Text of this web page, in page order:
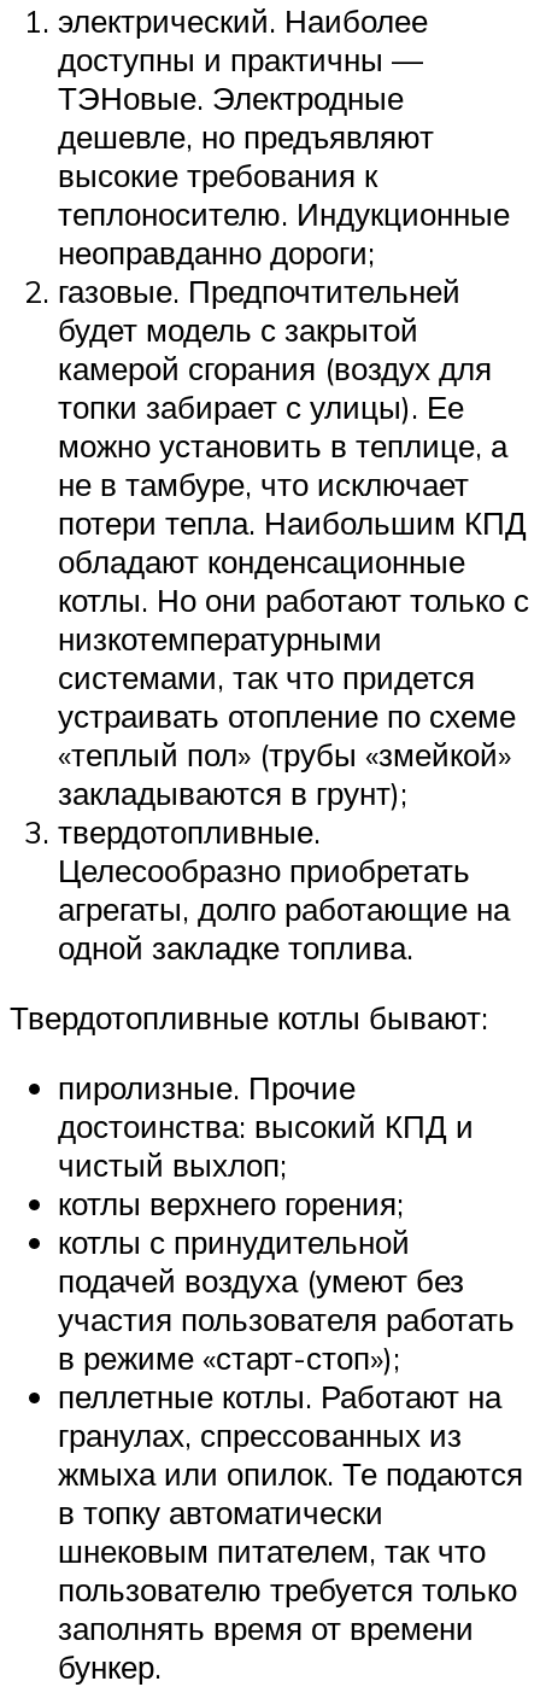
электрический. Наиболее
доступны и практичны —
ТЭНовые. Электродные
дешевле, но предъявляют
высокие требования к
теплоносителю. Индукционные
неоправданно дороги;
газовые. Предпочтительней
будет модель с закрытой
камерой сгорания (воздух для
топки забирает с улицы). Ее
можно установить в теплице, а
не в тамбуре, что исключает
потери тепла. Наибольшим КПД
обладают конденсационные
котлы. Но они работают только с
низкотемпературными
системами, так что придется
устраивать отопление по схеме
«теплый пол» (трубы «змейкой»
закладываются в грунт);
твердотопливные.
Целесообразно приобретать
агрегаты, долго работающие на
одной закладке топлива.
Твердотопливные котлы бывают:
пиролизные. Прочие
достоинства: высокий КПД и
чистый выхлоп;
котлы верхнего горения;
котлы с принудительной
подачей воздуха (умеют без
участия пользователя работать
в режиме «старт-стоп»);
пеллетные котлы. Работают на
гранулах, спрессованных из
жмыха или опилок. Те подаются
в топку автоматически
шнековым питателем, так что
пользователю требуется только
заполнять время от времени
бункер.